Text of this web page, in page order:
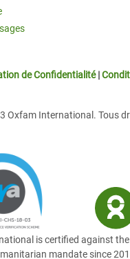
de Confidentialité|
Oxfam International. Tous
is certified against
mandate since